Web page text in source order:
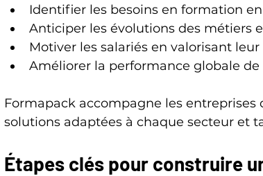
Identifier les besoins en formation
Anticiper les évolutions des métiers
Motiver les salariés en valorisant
Améliorer la performance globale de
Formapack accompagne les
solutions adaptées à chaque secteur et
Étapes clés pour construire